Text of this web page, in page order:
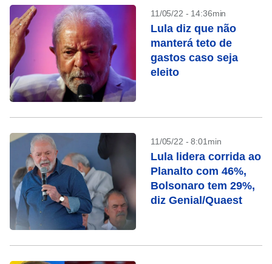
11/05/22 - 14:36min
Lula diz que não
manterá teto de
gastos caso seja
eleito
11/05/22 - 8:01min
Lula lidera corrida ao
Planalto com 46%,
Bolsonaro tem 29%,
diz Genial/Quaest